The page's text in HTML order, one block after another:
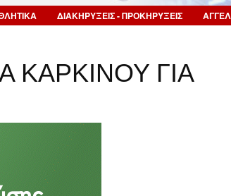
ΔΙΑΚΗΡΥΞΕΙΣ - ΠΡΟΚΗΡΥΞΕΙΣ
ΓΙΑ